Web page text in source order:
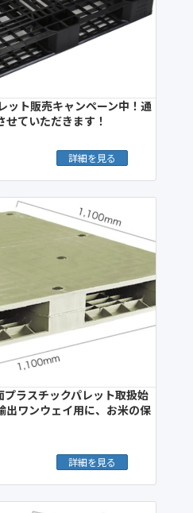
ット販売キャンペーン中！通
ていただきます！
詳細を見る
ラスチックパレット取扱始
出ワンウェイ用に、お米の保
詳細を見る